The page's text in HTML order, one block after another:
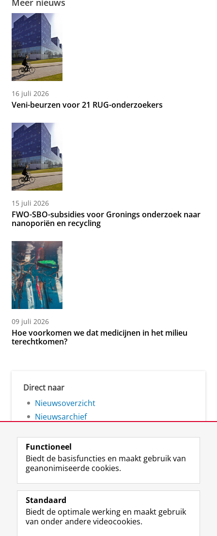
Meer nieuws
16 juli 2026
Veni-beurzen voor 21 RUG-onderzoekers
15 juli 2026
FWO-SBO-subsidies voor Gronings onderzoek naar
nanoporiën en recycling
09 juli 2026
Hoe voorkomen we dat medicijnen in het milieu
terechtkomen?
Direct naar
Nieuwsoverzicht
Nieuwsarchief
Volg de RUG
F
a
e
b
L
i
k
e
R
S
-
f
I
n
t
Y
o
T
Studiekiezers
Functioneel
Biedt de basisfuncties en maakt gebruik van
geanonimiseerde cookies.
Standaard
Biedt de optimale werking en maakt gebruik
van onder andere videocookies.